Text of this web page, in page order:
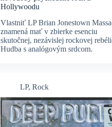
Hollywoodu
Vlastniť LP Brian Jonestown
znamená mať v zbierke esenciu
skutočnej, nezávislej rockovej
Hudba s analógovým srdcom.
LP,Rock